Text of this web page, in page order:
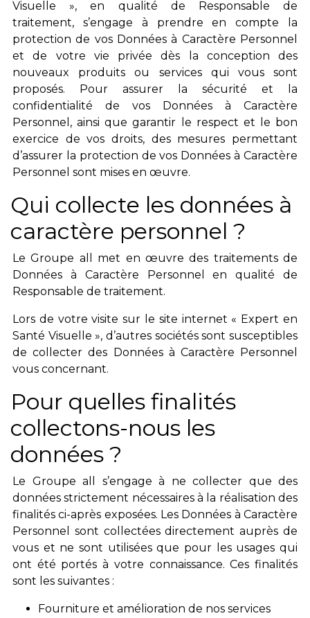
Visuelle », en qualité de Responsable de
traitement, s’engage à prendre en compte la
protection de vos Données à Caractère Personnel
et de votre vie privée dès la conception des
nouveaux produits ou services qui vous sont
proposés. Pour assurer la sécurité et la
confidentialité de vos Données à Caractère
Personnel, ainsi que garantir le respect et le bon
exercice de vos droits, des mesures permettant
d’assurer la protection de vos Données à Caractère
Personnel sont mises en œuvre.
Qui collecte les données à
caractère personnel ?
Le Groupe all met en œuvre des traitements de
Données à Caractère Personnel en qualité de
Responsable de traitement.
Lors de votre visite sur le site internet « Expert en
Santé Visuelle », d’autres sociétés sont susceptibles
de collecter des Données à Caractère Personnel
vous concernant.
Pour quelles finalités
collectons-nous les
données ?
Le Groupe all s’engage à ne collecter que des
données strictement nécessaires à la réalisation des
finalités ci-après exposées. Les Données à Caractère
Personnel sont collectées directement auprès de
vous et ne sont utilisées que pour les usages qui
ont été portés à votre connaissance. Ces finalités
sont les suivantes :
Fourniture et amélioration de nos services